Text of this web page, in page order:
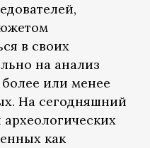
в своих
на анализ
или менее
На сегодняшний
как